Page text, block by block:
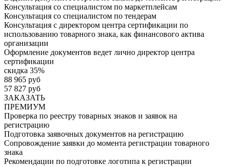
Консультация со специалистом по маркетплейсам
Консультация со специалистом по тендерам
Консультация с директором центра сертификации по
использованию товарного знака, как финансового актива
организации
Оформление документов ведет лично директор центра
сертификации
скидка 35%
88 965 руб
57 827 руб
ЗАКАЗАТЬ
ПРЕМИУМ
Проверка по реестру товарных знаков и заявок на
регистрацию
Подготовка заявочных документов на регистрацию
Сопровождение заявки до момента регистрации товарного
знака
Рекомендации по подготовке логотипа к регистрации